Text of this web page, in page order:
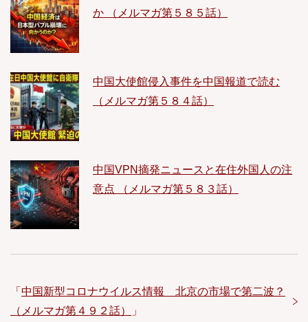
か （メルマガ第５８５話）
中国大使館侵入事件を中国報道で読む
（メルマガ第５８４話）
中国VPN摘発ニュースと在住外国人の注
意点 （メルマガ第５８３話）
「 中国新型コロナウイルス情報 北京の市場で第二波？
（メルマガ第４９２話）
」